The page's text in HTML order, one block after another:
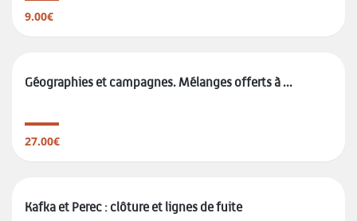
9.00€
Géographies et campagnes. Mélanges offerts à ...
27.00€
Kafka et Perec : clôture et lignes de fuite